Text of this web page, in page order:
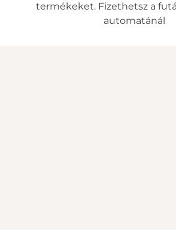
termékeket. Fizethetsz a
automatánál